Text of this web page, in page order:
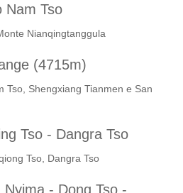
Nam Tso
Nianqingtanggula
(4715m)
Tso, Shengxiang Tianmen e San
Tso - Dangra Tso
Tso, Dangra Tso
Nyima - Dong Tso -